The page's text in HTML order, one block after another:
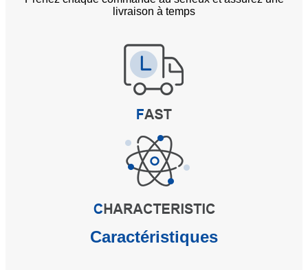
livraison à temps
Caractéristiques